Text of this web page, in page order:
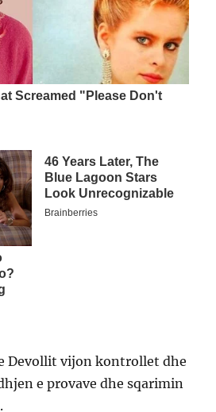
Devollit vijon kontrollet dhe
e provave dhe sqarimin